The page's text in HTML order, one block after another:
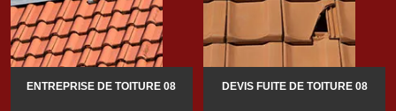
ENTREPRISE DE TOITURE 08 DEVIS FUITE DE TOITURE 08